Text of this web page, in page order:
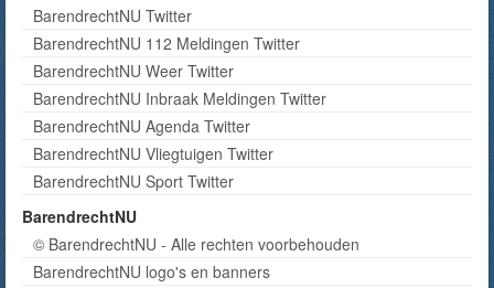
BarendrechtNU Twitter
BarendrechtNU 112 Meldingen Twitter
BarendrechtNU Weer Twitter
BarendrechtNU Inbraak Meldingen Twitter
BarendrechtNU Agenda Twitter
BarendrechtNU Vliegtuigen Twitter
BarendrechtNU Sport Twitter
BarendrechtNU
© BarendrechtNU - Alle rechten voorbehouden
BarendrechtNU logo's en banners